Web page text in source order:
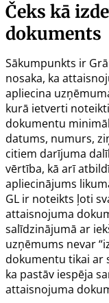
Čeks kā
dokuments
Sākumpunkts ir
nosaka, ka
apliecina
kurā ietverti
dokumentu
datums, numurs,
citiem darījuma
vērtība, kā arī
apliecinājums
GL ir noteikts ļoti
attaisnojuma
salīdzinājumā ar
uzņēmums nevar
dokumentu tikai ar
ka pastāv iespēja
attaisnojuma